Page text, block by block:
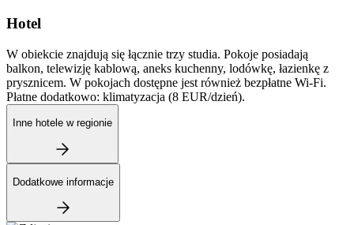
Hotel
W obiekcie znajdują się łącznie trzy studia. Pokoje posiadają
balkon, telewizję kablową, aneks kuchenny, lodówkę, łazienkę z
prysznicem. W pokojach dostępne jest również bezpłatne Wi-Fi.
Płatne dodatkowo: klimatyzacja (8 EUR/dzień).
Inne hotele w regionie
Dodatkowe informacje